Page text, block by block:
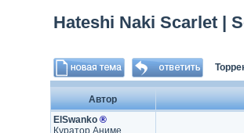
Hateshi Naki Scarlet |
Автор
ElSwanko ®
Куратор Аниме